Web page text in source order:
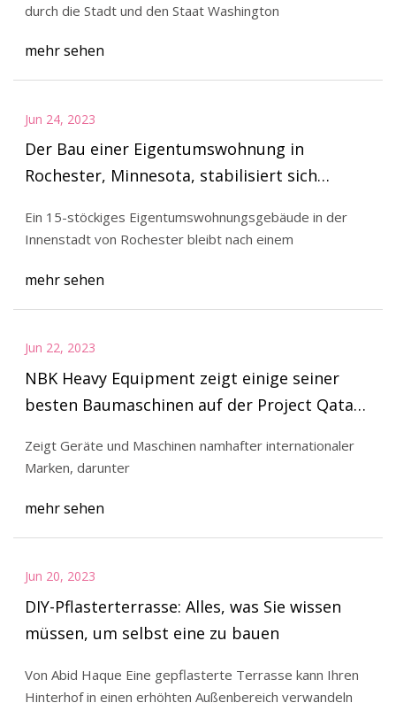
durch die Stadt und den Staat Washington
mehr sehen
Jun 24, 2023
Der Bau einer Eigentumswohnung in
Rochester, Minnesota, stabilisiert sich
Ein 15-stöckiges Eigentumswohnungsgebäude in der
Innenstadt von Rochester bleibt nach einem
mehr sehen
Jun 22, 2023
NBK Heavy Equipment zeigt einige seiner
besten Baumaschinen auf der Project Qatar
Zeigt Geräte und Maschinen namhafter internationaler
Marken, darunter
mehr sehen
Jun 20, 2023
DIY-Pflasterterrasse: Alles, was Sie wissen
müssen, um selbst eine zu bauen
Von Abid Haque Eine gepflasterte Terrasse kann Ihren
Hinterhof in einen erhöhten Außenbereich verwandeln